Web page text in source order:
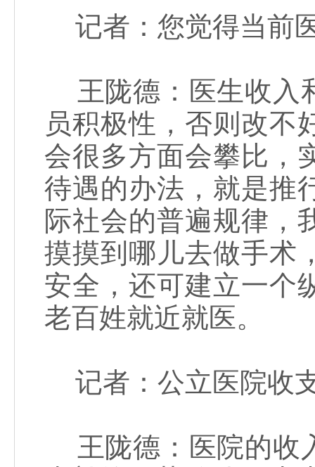
记者：您觉得当前
王陇德：医生收入
员积极性，否则改不
会很多方面会攀比，
待遇的办法，就是推
际社会的普遍规律，
摸摸到哪儿去做手术
安全，还可建立一个
老百姓就近就医。
记者：公立医院收
王陇德：医院的收